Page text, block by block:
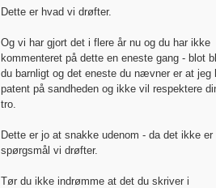
Dette er hvad vi drøfter.
Og vi har gjort det i flere år nu og du har ikke
kommenteret på dette en eneste gang - blot
du barnligt og det eneste du nævner er at jeg
patent på sandheden og ikke vil respektere
tro.
Dette er jo at snakke udenom - da det ikke er
spørgsmål vi drøfter.
Tør du ikke indrømme at det du skriver i